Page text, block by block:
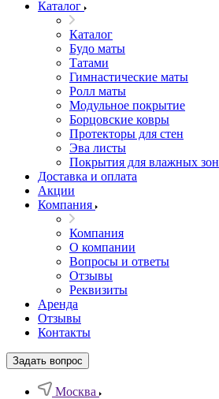
Каталог
Каталог
Будо маты
Татами
Гимнастические маты
Ролл маты
Модульное покрытие
Борцовские ковры
Протекторы для стен
Эва листы
Покрытия для влажных зон
Доставка и оплата
Акции
Компания
Компания
О компании
Вопросы и ответы
Отзывы
Реквизиты
Аренда
Отзывы
Контакты
Задать вопрос
Москва